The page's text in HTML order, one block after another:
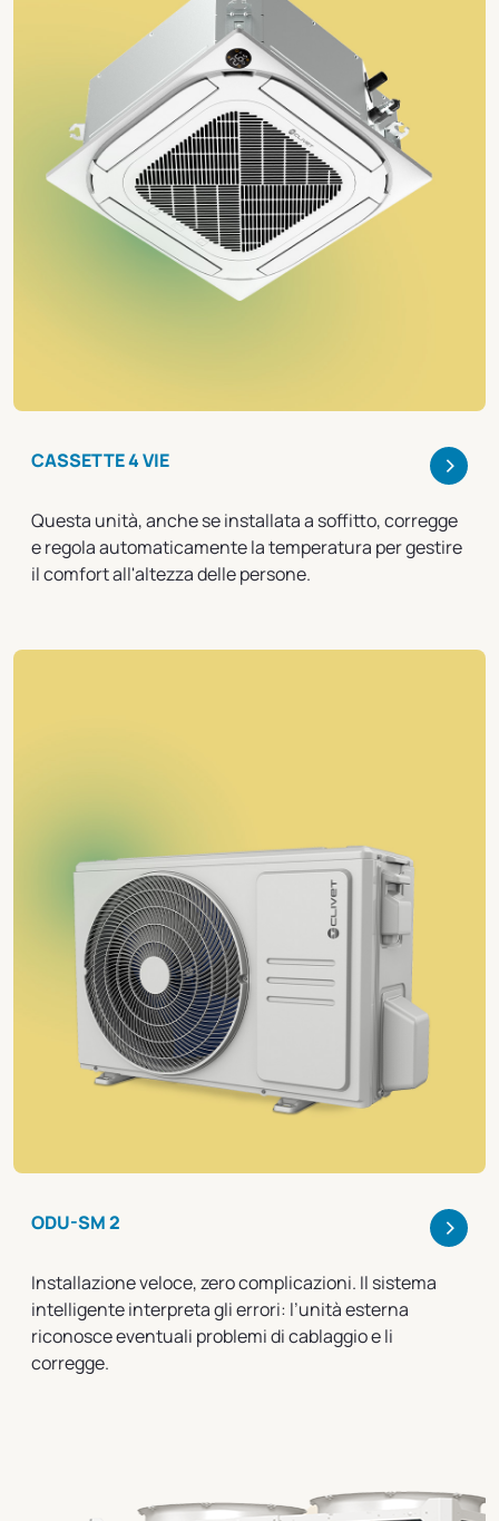
CASSETTE 4 VIE >
Questa unità, anche se installata a soffitto, corregge
e regola automaticamente la temperatura per gestire
il comfort all'altezza delle persone.
ODU-SM 2 >
Installazione veloce, zero complicazioni. Il sistema
intelligente interpreta gli errori: l’unità esterna
riconosce eventuali problemi di cablaggio e li
corregge.